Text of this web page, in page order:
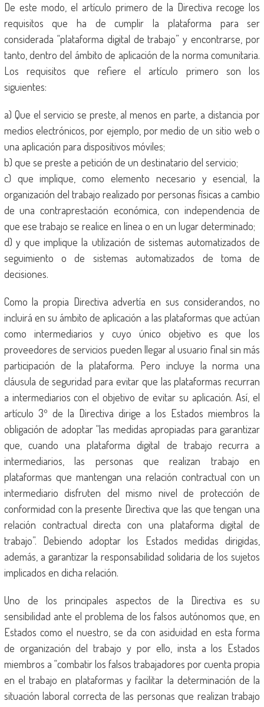
De este modo, el artículo primero de la Directiva recoge los
requisitos que ha de cumplir la plataforma para ser
considerada “plataforma digital de trabajo” y encontrarse, por
tanto, dentro del ámbito de aplicación de la norma comunitaria.
Los requisitos que refiere el artículo primero son los
siguientes:
a) Que el servicio se preste, al menos en parte, a distancia por
medios electrónicos, por ejemplo, por medio de un sitio web o
una aplicación para dispositivos móviles;
b) que se preste a petición de un destinatario del servicio;
c) que implique, como elemento necesario y esencial, la
organización del trabajo realizado por personas físicas a cambio
de una contraprestación económica, con independencia de
que ese trabajo se realice en línea o en un lugar determinado;
d) y que implique la utilización de sistemas automatizados de
seguimiento o de sistemas automatizados de toma de
decisiones.
Como la propia Directiva advertía en sus considerandos, no
incluirá en su ámbito de aplicación a las plataformas que actúan
como intermediarios y cuyo único objetivo es que los
proveedores de servicios pueden llegar al usuario final sin más
participación de la plataforma. Pero incluye la norma una
cláusula de seguridad para evitar que las plataformas recurran
a intermediarios con el objetivo de evitar su aplicación. Así, el
artículo 3º de la Directiva dirige a los Estados miembros la
obligación de adoptar “las medidas apropiadas para garantizar
que, cuando una plataforma digital de trabajo recurra a
intermediarios, las personas que realizan trabajo en
plataformas que mantengan una relación contractual con un
intermediario disfruten del mismo nivel de protección de
conformidad con la presente Directiva que las que tengan una
relación contractual directa con una plataforma digital de
trabajo”. Debiendo adoptar los Estados medidas dirigidas,
además, a garantizar la responsabilidad solidaria de los sujetos
implicados en dicha relación.
Uno de los principales aspectos de la Directiva es su
sensibilidad ante el problema de los falsos autónomos que, en
Estados como el nuestro, se da con asiduidad en esta forma
de organización del trabajo y por ello, insta a los Estados
miembros a “combatir los falsos trabajadores por cuenta propia
en el trabajo en plataformas y facilitar la determinación de la
situación laboral correcta de las personas que realizan trabajo